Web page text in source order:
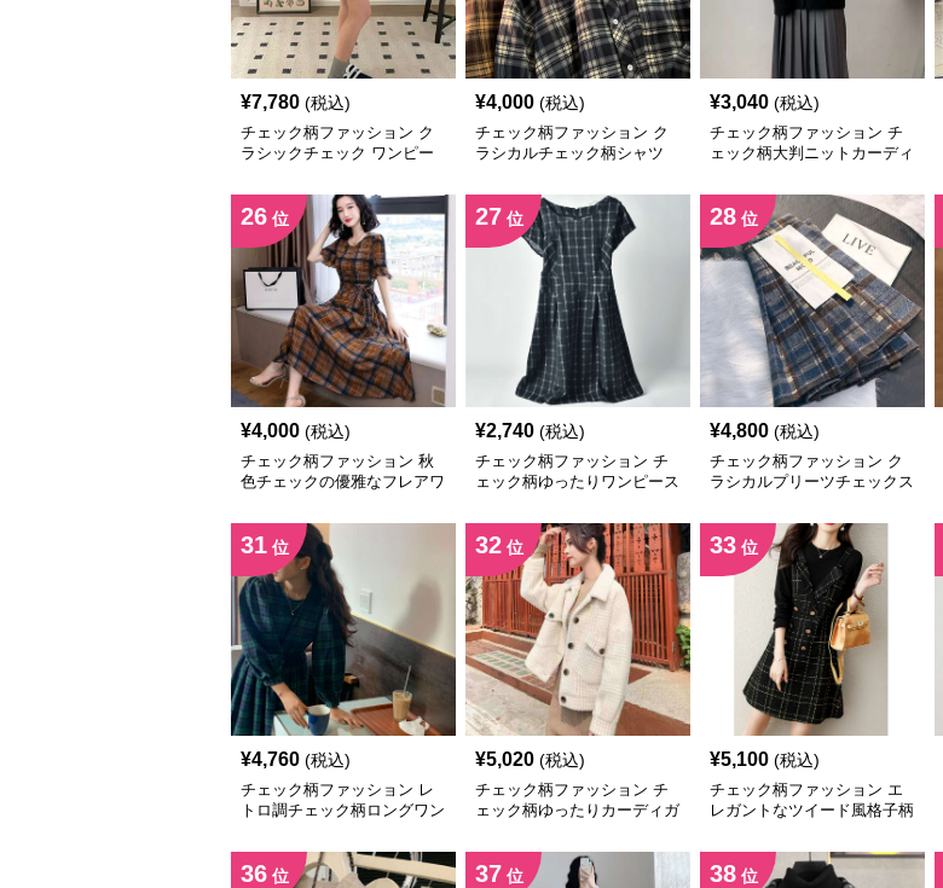
¥7,780 (税込)
チェック柄ファッション ク
ラシックチェック ワンピー
¥4,000 (税込)
チェック柄ファッション ク
ラシカルチェック柄シャツ
¥3,040 (税込)
チェック柄ファッション チ
ェック柄大判ニットカーディ
26 位
¥4,000 (税込)
チェック柄ファッション 秋
色チェックの優雅なフレアワ
27 位
¥2,740 (税込)
チェック柄ファッション チ
ェック柄ゆったりワンピース
28 位
¥4,800 (税込)
チェック柄ファッション ク
ラシカルプリーツチェックス
31 位
¥4,760 (税込)
チェック柄ファッション レ
トロ調チェック柄ロングワン
32 位
¥5,020 (税込)
チェック柄ファッション チ
ェック柄ゆったりカーディガ
33 位
¥5,100 (税込)
チェック柄ファッション エ
レガントなツイード風格子柄
36 位 37 位 38 位